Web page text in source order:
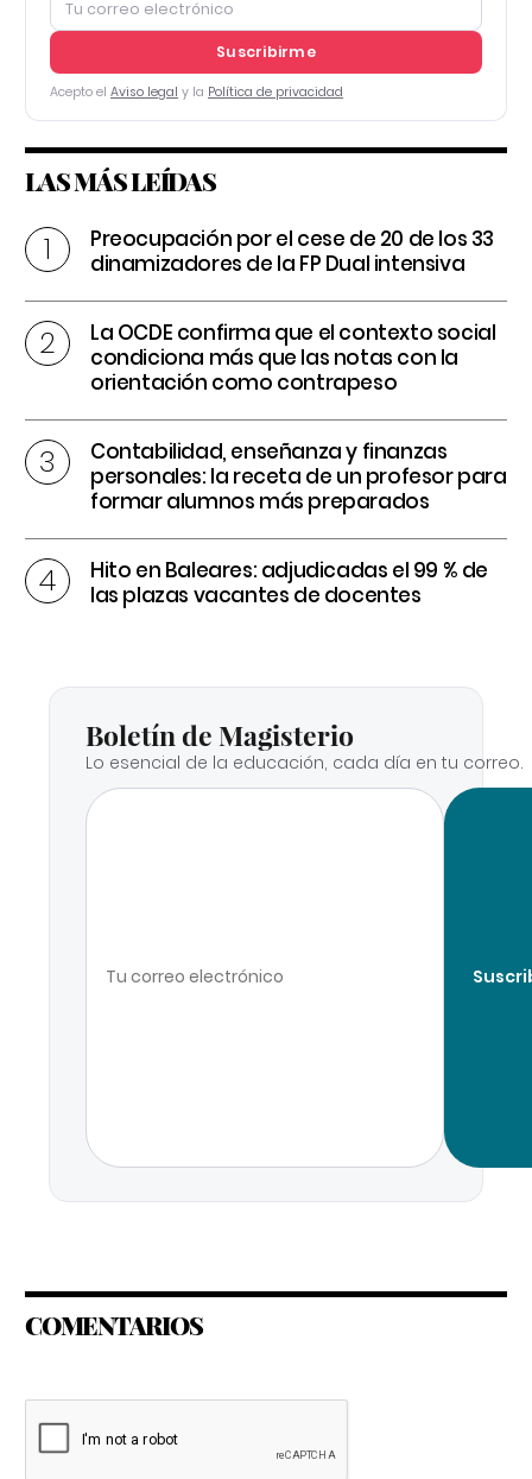
Suscribirme
Acepto el Aviso legal y la Política de privacidad
LAS MÁS LEÍDAS
Preocupación por el cese de 20 de los 33
dinamizadores de la FP Dual intensiva
La OCDE confirma que el contexto social
condiciona más que las notas con la
orientación como contrapeso
Contabilidad, enseñanza y finanzas
personales: la receta de un profesor para
formar alumnos más preparados
Hito en Baleares: adjudicadas el 99 % de
las plazas vacantes de docentes
Boletín de Magisterio
Lo esencial de la educación, cada día en tu correo.
COMENTARIOS